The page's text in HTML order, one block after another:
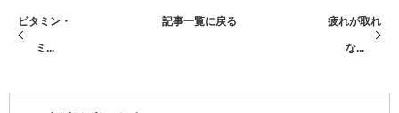
ビタミン・
ミ...
疲れが取れ
な...
記事一覧に戻る